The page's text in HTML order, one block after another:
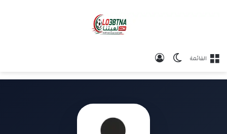
القائمة الوضع المظلم